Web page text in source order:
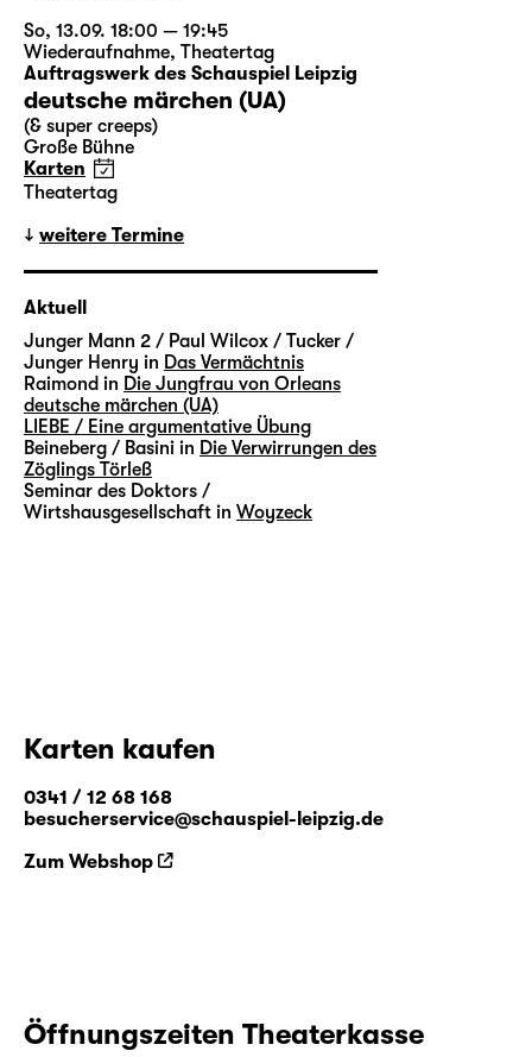
So, 13.09. 18:00 — 19:45
Wiederaufnahme, Theatertag
Auftragswerk des Schauspiel Leipzig
deutsche märchen (UA)
(& super creeps)
Große Bühne
Karten
Theatertag
weitere Termine
Aktuell
Junger Mann 2 / Paul Wilcox / Tucker /
Junger Henry in Das Vermächtnis
Raimond in Die Jungfrau von Orleans
deutsche märchen (UA)
LIEBE / Eine argumentative Übung
Beineberg / Basini in Die Verwirrungen des
Zöglings Törleß
Seminar des Doktors /
Wirtshausgesellschaft in Woyzeck
Karten kaufen
0341 / 12 68 168
besucherservice@schauspiel-leipzig.de
Zum Webshop
Öffnungszeiten Theaterkasse